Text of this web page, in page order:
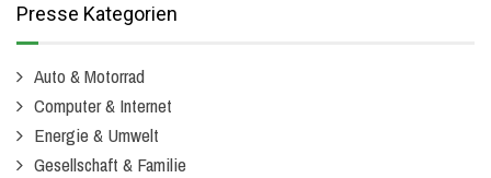
Presse Kategorien
Auto & Motorrad
Computer & Internet
Energie & Umwelt
Gesellschaft & Familie